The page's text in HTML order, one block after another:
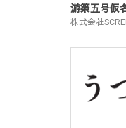
游築五号仮
株式会社